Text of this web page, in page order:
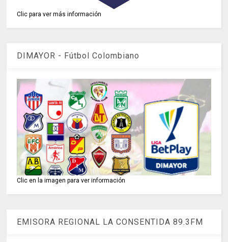
Clic para ver más información
DIMAYOR - Fútbol Colombiano
Clic en la imagen para ver información
EMISORA REGIONAL LA CONSENTIDA 89.3FM